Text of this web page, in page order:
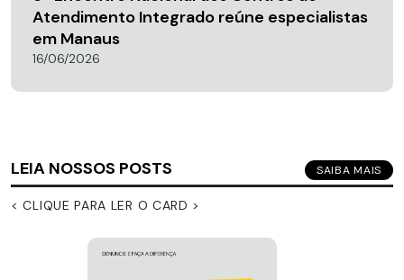
Atendimento Integrado reúne especialistas
em Manaus
16/06/2026
LEIA NOSSOS POSTS SAIBA MAIS
< CLIQUE PARA LER O CARD >